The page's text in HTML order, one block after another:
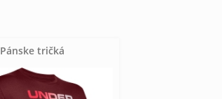
Pánske tričká